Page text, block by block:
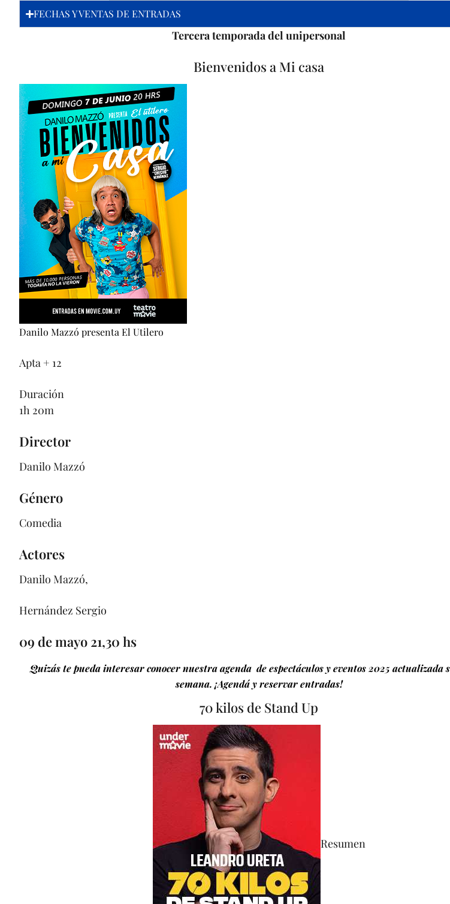
FECHAS Y VENTAS DE ENTRADAS
Tercera temporada del unipersonal
Bienvenidos a Mi casa
Danilo Mazzó presenta El Utilero
Apta + 12
Duración
1h 20m
Director
Danilo Mazzó
Género
Comedia
Actores
Danilo Mazzó,
Hernández Sergio
09 de mayo 21,30 hs
Quizás te pueda interesar conocer nuestra agenda de espectáculos y eventos 2025 actualizada
semana. ¡Agendá y reservar entradas!
70 kilos de Stand Up
Resumen